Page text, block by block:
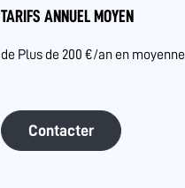
TARIFS ANNUEL MOYEN
de Plus de 200 €/an en moyenne
Contacter